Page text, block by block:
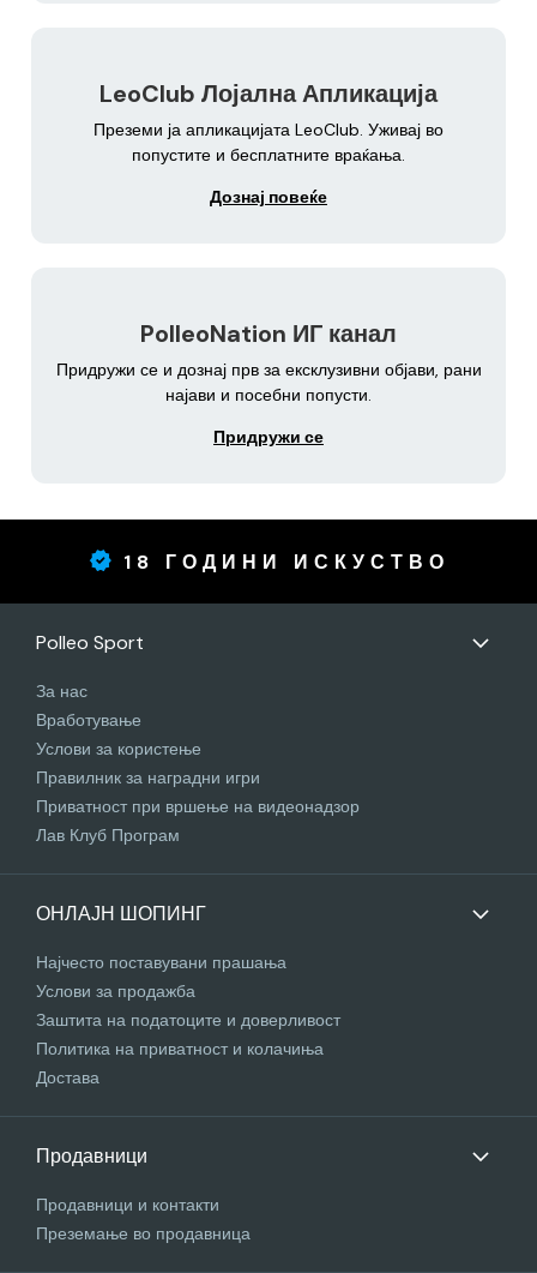
LeoClub Лојална Апликација
Преземи ја апликацијата LeoClub. Уживај во
попустите и бесплатните враќања.
Дознај повеќе
PolleoNation ИГ канал
Придружи се и дознај прв за ексклузивни објави, рани
најави и посебни попусти.
Придружи се
18 ГОДИНИ ИСКУСТВО
Polleo Sport
За нас
Вработување
Услови за користење
Правилник за наградни игри
Приватност при вршење на видеонадзор
Лав Клуб Програм
ОНЛАЈН ШОПИНГ
Најчесто поставувани прашања
Услови за продажба
Заштита на податоците и доверливост
Политика на приватност и колачиња
Достава
Продавници
Продавници и контакти
Преземање во продавница